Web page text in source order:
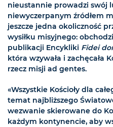
nieustannie prowadzi swój
niewyczerpanym źródłem
jeszcze jedna okoliczność
wysiłku misyjnego:
publikacji Encykliki Fidei
która wzywała i zachęcała
rzecz misji ad gentes.
«Wszystkie Kościoły dla
temat najbliższego
wezwanie skierowane do
każdym kontynencie, aby